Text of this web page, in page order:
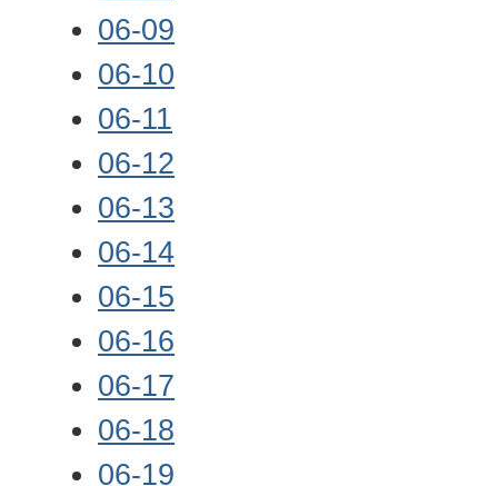
06-09
06-10
06-11
06-12
06-13
06-14
06-15
06-16
06-17
06-18
06-19